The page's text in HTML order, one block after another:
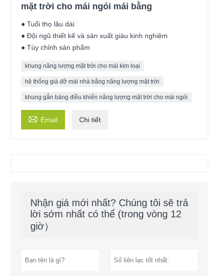
mặt trời cho mái ngói mái bằng
● Tuổi thọ lâu dài
● Đội ngũ thiết kế và sản xuất giàu kinh nghiệm
● Tùy chỉnh sản phẩm
khung năng lượng mặt trời cho mái kim loại
hệ thống giá đỡ mái nhà bằng năng lượng mặt trời
khung gắn bảng điều khiển năng lượng mặt trời cho mái ngói
 Email Chi tiết
Nhận giá mới nhất? Chúng tôi sẽ trả
lời sớm nhất có thể (trong vòng 12
giờ）